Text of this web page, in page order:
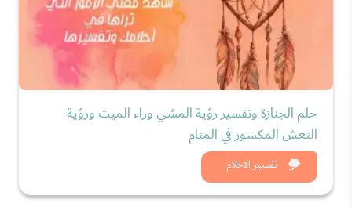
تفسير الاحلام
حلم الجنازة وتفسير رؤية المشي وراء الميت ورؤية
النعش المكسور في المنام
شاهد الان